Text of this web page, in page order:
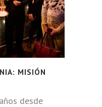
MISIÓN
desde